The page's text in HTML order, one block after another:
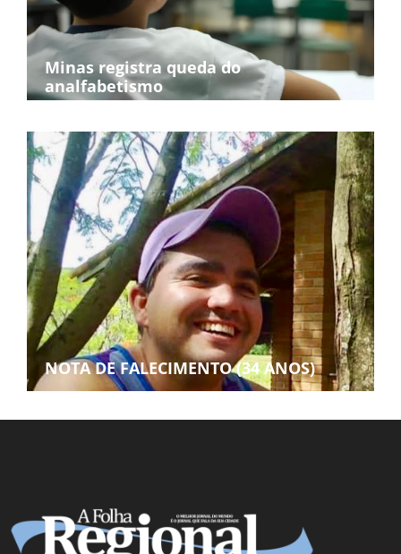
Minas registra queda do
analfabetismo
NOTA DE FALECIMENTO (34 ANOS)